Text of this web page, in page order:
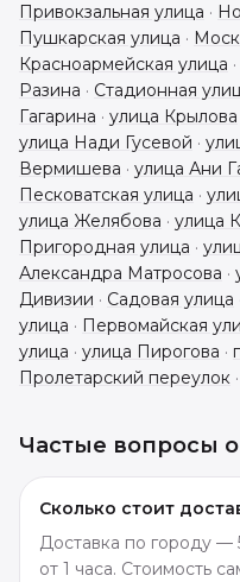
Привокзальная улица ·
Пушкарская улица ·
Красноармейская улица ·
Разина · Стадионная
Гагарина · улица Крылова
улица Нади Гусевой ·
Вермишева · улица Ани
Песковатская улица ·
улица Желябова · улица
Пригородная улица ·
Александра Матросова ·
Дивизии · Садовая улица
улица · Первомайская
улица · улица Пирогова ·
Пролетарский переулок ·
Частые вопросы
Сколько стоит
Доставка по городу —
от 1 часа. Стоимость